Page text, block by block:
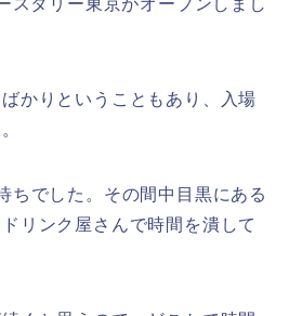
スタリー東京がオープンしまし
かりということもあり、入場
ちでした。その間中目黒にある
リンク屋さんで時間を潰して